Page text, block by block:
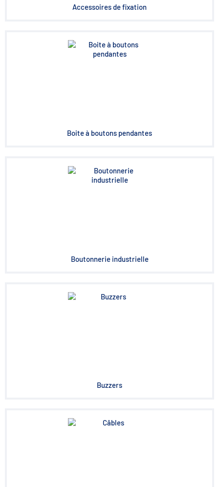
Accessoires de fixation
Boite à boutons pendantes
Boutonnerie industrielle
Buzzers